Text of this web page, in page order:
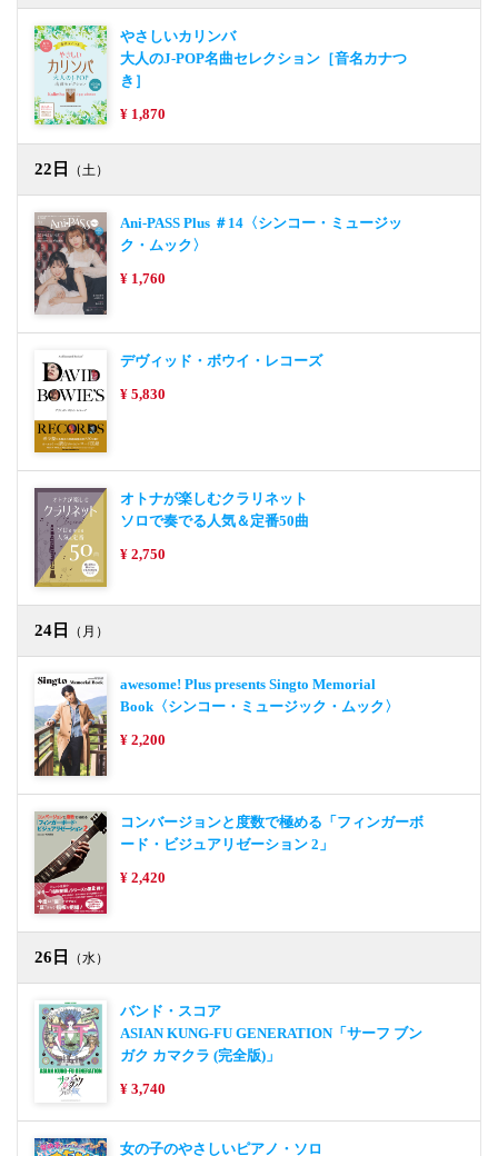
やさしいカリンバ
大人のJ-POP名曲セレクション［音名カナつ
き］
¥ 1,870
22日 （土）
Ani-PASS Plus ＃14〈シンコー・ミュージッ
ク・ムック〉
¥ 1,760
デヴィッド・ボウイ・レコーズ
¥ 5,830
オトナが楽しむクラリネット
ソロで奏でる人気＆定番50曲
¥ 2,750
24日 （月）
awesome! Plus presents Singto Memorial
Book〈シンコー・ミュージック・ムック〉
¥ 2,200
コンバージョンと度数で極める「フィンガーボ
ード・ビジュアリゼーション 2」
¥ 2,420
26日 （水）
バンド・スコア
ASIAN KUNG-FU GENERATION「サーフ ブン
ガク カマクラ (完全版)」
¥ 3,740
女の子のやさしいピアノ・ソロ